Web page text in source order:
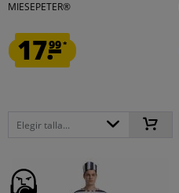
MIESEPETER®
17.99*
Elegir talla...